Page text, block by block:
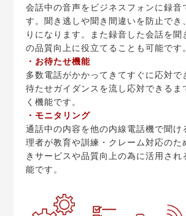
会話中の音声をビジネスフォンに録音
す。聞き逃しや聞き間違いを防止でき
りになります。また録音した会話を聞
の品質向上に役立てることも可能です
・お待たせ機能
多数電話がかかってきてすぐに応対で
待たせガイダンスを流し応対できるま
く機能です。
・モニタリング
通話中の内容を他の内線電話機で聞け
理者が教育や訓練・クレーム対応のた
きサービスや品質向上の為に活用され
能です。